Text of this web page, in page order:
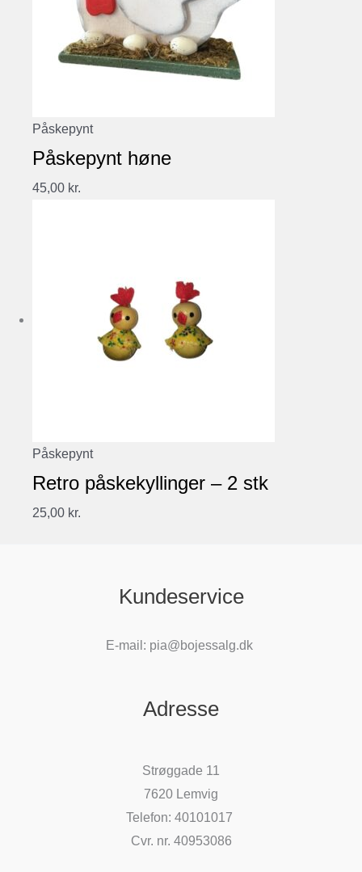
Påskepynt
Påskepynt høne
45,00 kr.
Påskepynt
Retro påskekyllinger – 2 stk
25,00 kr.
Kundeservice
E-mail: pia@bojessalg.dk
Adresse
Strøggade 11
7620 Lemvig
Telefon: 40101017
Cvr. nr. 40953086